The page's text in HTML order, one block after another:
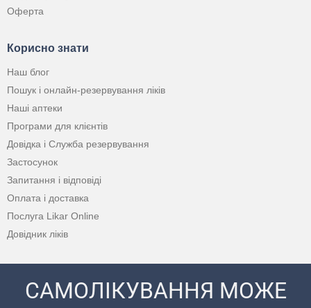
Оферта
Корисно знати
Наш блог
Пошук і онлайн-резервування ліків
Наші аптеки
Програми для клієнтів
Довідка і Служба резервування
Застосунок
Запитання і відповіді
Оплата і доставка
Послуга Likar Online
Довідник ліків
САМОЛІКУВАННЯ МОЖЕ